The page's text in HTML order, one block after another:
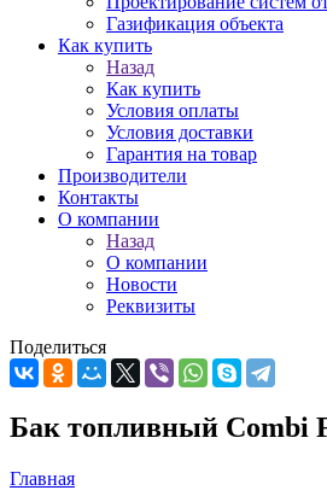
Газификация объекта
Как купить
Назад
Как купить
Условия оплаты
Условия доставки
Гарантия на товар
Производители
Контакты
О компании
Назад
О компании
Новости
Реквизиты
Поделиться
Бак топливный Combi
Главная